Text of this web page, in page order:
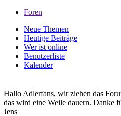
Foren
Neue Themen
Heutige Beiträge
Wer ist online
Benutzerliste
Kalender
Hallo Adlerfans, wir ziehen das
das wird eine Weile dauern. Danke
Jens